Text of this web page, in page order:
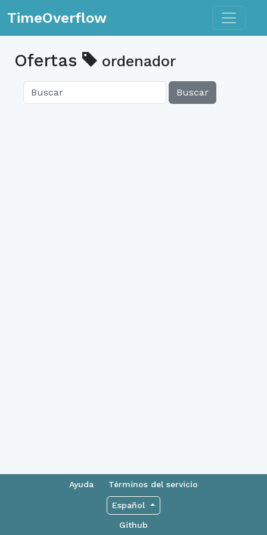
TimeOverflow Toggle
Ofertas ordenador
Buscar
Ayuda Términos del servicio
Español
Github